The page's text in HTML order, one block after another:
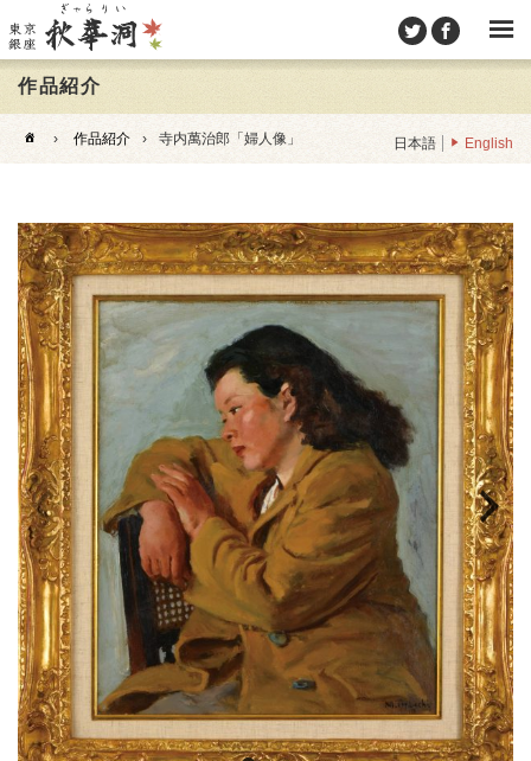
作品紹介
› 作品紹介 › 寺内萬治郎「婦人像」 日本語 English